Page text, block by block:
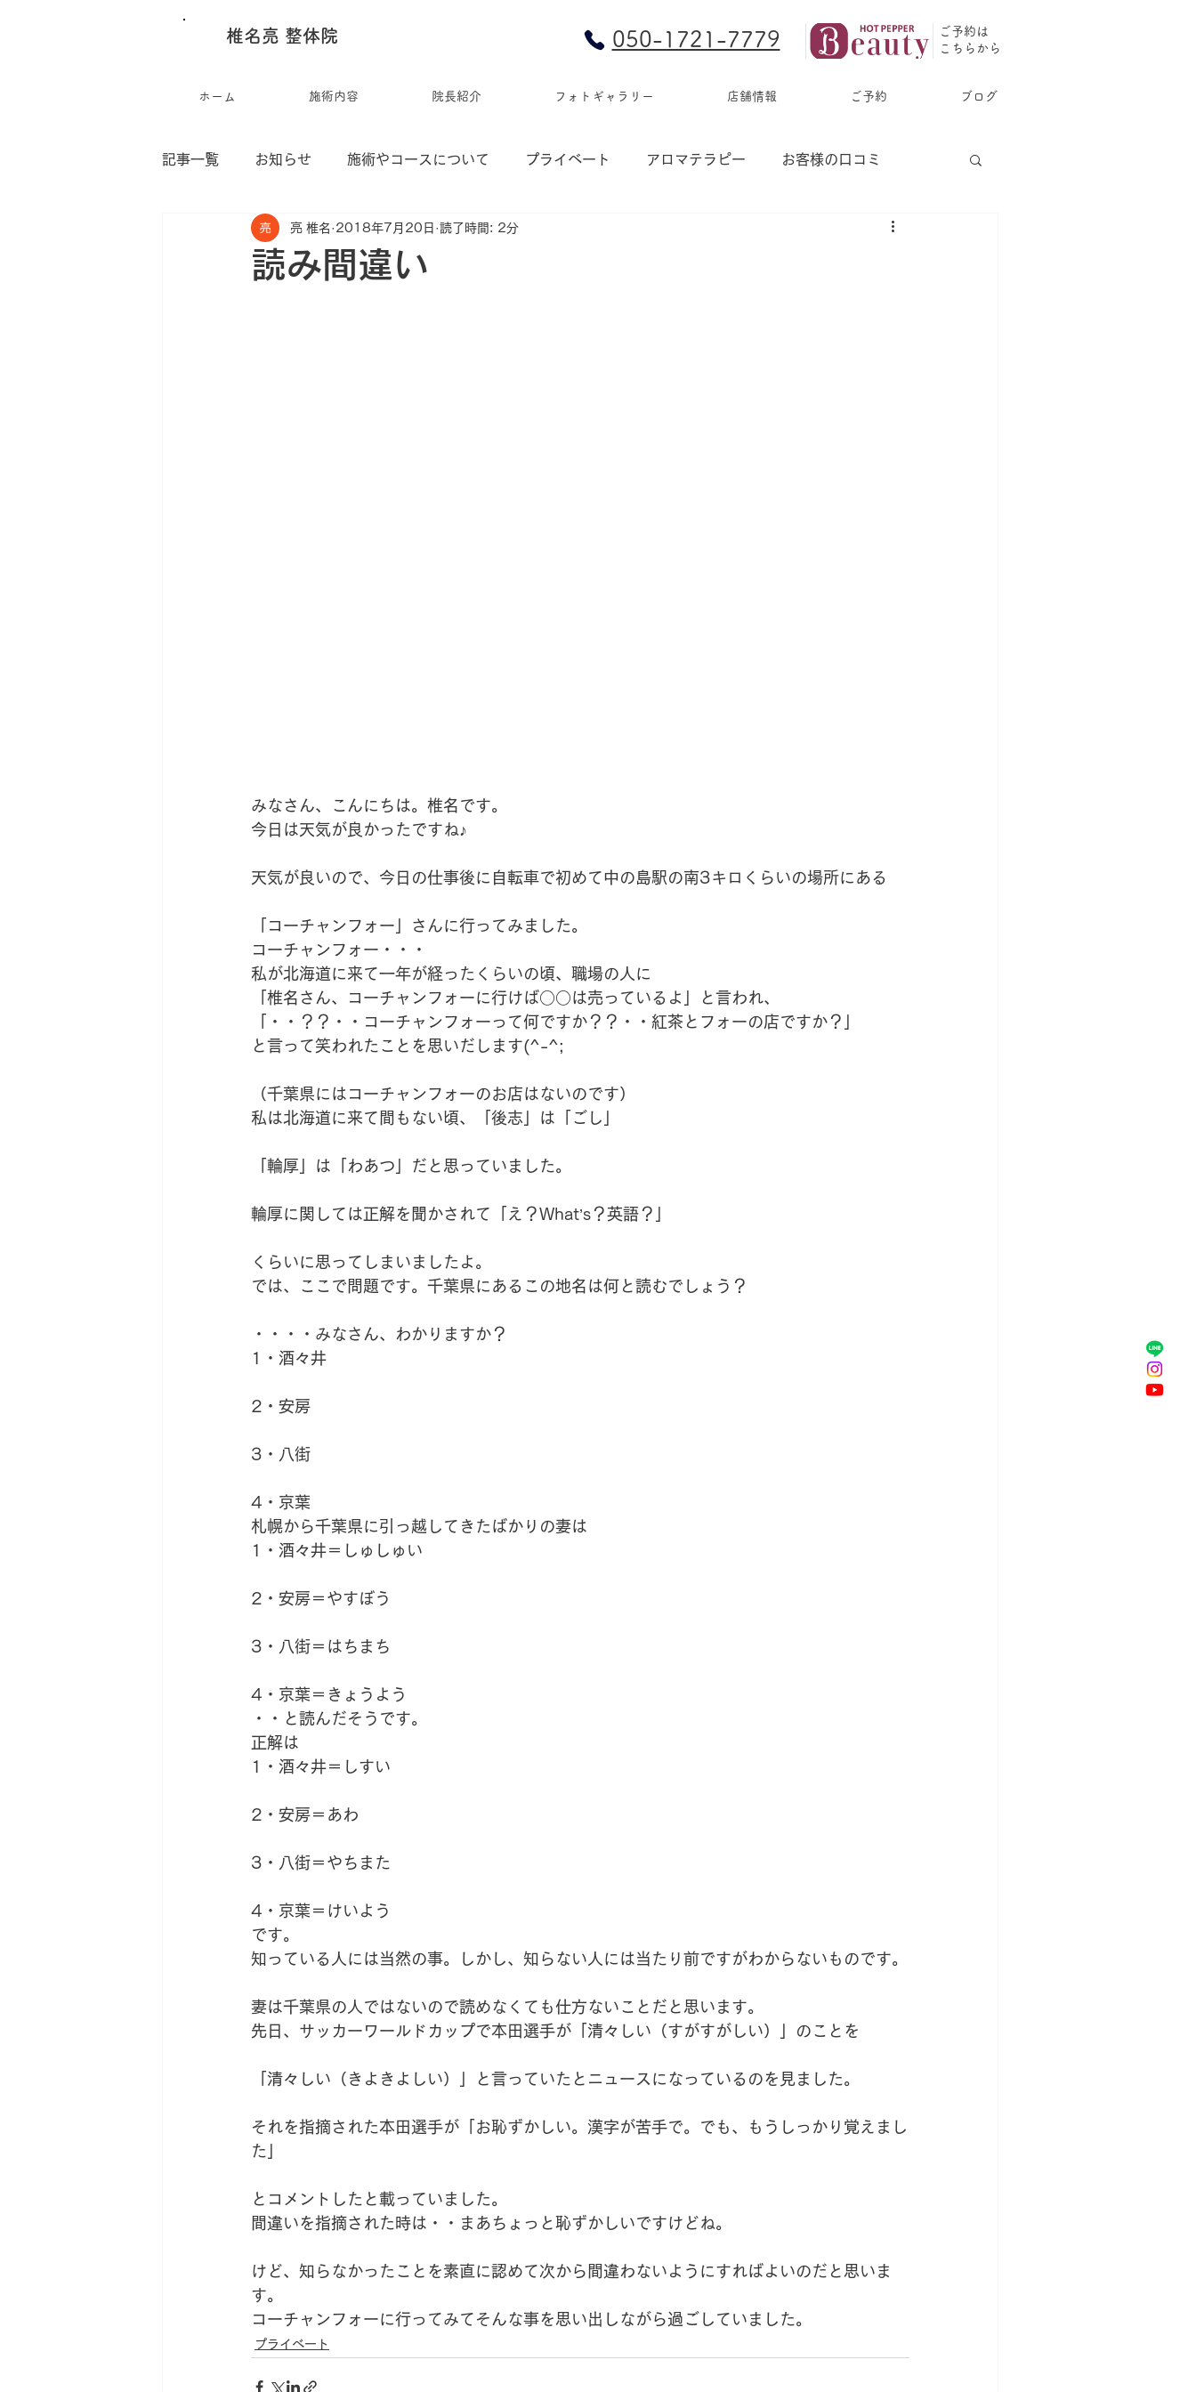
椎名亮 整体院 050-1721-7779
ご予約は
​こちらから
ホーム 施術内容 院長紹介 フォトギャラリー 店舗情報 ご予約 ブログ
記事一覧 お知らせ 施術やコースについて プライベート アロマテラピー お客様の口コミ
椎名亮の作品集
読み間違い
亮 椎名 2018年7月20日 読了時間: 2分
みなさん、こんにちは。椎名です。
今日は天気が良かったですね♪
天気が良いので、今日の仕事後に自転車で初めて中の島駅の南3キロくらいの場所にある
「コーチャンフォー」さんに行ってみました。
コーチャンフォー・・・
私が北海道に来て一年が経ったくらいの頃、職場の人に
「椎名さん、コーチャンフォーに行けば○○は売っているよ」と言われ、
「・・？？・・コーチャンフォーって何ですか？？・・紅茶とフォーの店ですか？」
と言って笑われたことを思いだします(^-^;
（千葉県にはコーチャンフォーのお店はないのです）
私は北海道に来て間もない頃、「後志」は「ごし」
「輪厚」は「わあつ」だと思っていました。
輪厚に関しては正解を聞かされて「え？What’s？英語？」
くらいに思ってしまいましたよ。
では、ここで問題です。千葉県にあるこの地名は何と読むでしょう？
・・・・みなさん、わかりますか？
1・酒々井
2・安房
3・八街
4・京葉
札幌から千葉県に引っ越してきたばかりの妻は
1・酒々井＝しゅしゅい
2・安房＝やすぼう
3・八街＝はちまち
4・京葉＝きょうよう
・・と読んだそうです。
正解は
1・酒々井＝しすい
2・安房＝あわ
3・八街＝やちまた
4・京葉＝けいよう
です。
知っている人には当然の事。しかし、知らない人には当たり前ですがわからないものです。
妻は千葉県の人ではないので読めなくても仕方ないことだと思います。
先日、サッカーワールドカップで本田選手が「清々しい（すがすがしい）」のことを
「清々しい（きよきよしい）」と言っていたとニュースになっているのを見ました。
それを指摘された本田選手が「お恥ずかしい。漢字が苦手で。でも、もうしっかり覚えまし
た」
とコメントしたと載っていました。
間違いを指摘された時は・・まあちょっと恥ずかしいですけどね。
けど、知らなかったことを素直に認めて次から間違わないようにすればよいのだと思いま
す。
コーチャンフォーに行ってみてそんな事を思い出しながら過ごしていました。
プライベート